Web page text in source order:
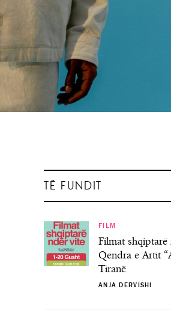
TË FUNDIT
FILM
Filmat shqiptarë
Qendra e Artit
Tiranë
ANJA DERVISHI